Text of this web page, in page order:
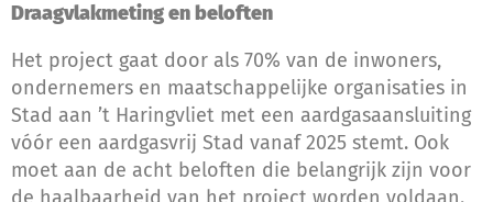
Draagvlakmeting en beloften
Het project gaat door als 70% van de inwoners,
ondernemers en maatschappelijke organisaties in
Stad aan ’t Haringvliet met een aardgasaansluiting
vóór een aardgasvrij Stad vanaf 2025 stemt. Ook
moet aan de acht beloften die belangrijk zijn voor